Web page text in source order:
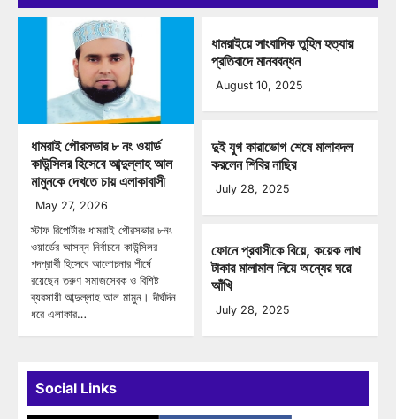
ধামরাই পৌরসভার ৮ নং ওয়ার্ড
কাউন্সিলর হিসেবে আব্দুল্লাহ আল
মামুনকে দেখতে চায় এলাকাবাসী
May 27, 2026
স্টাফ রিপোর্টারঃ ধামরাই পৌরসভার ৮নং
ওয়ার্ডের আসন্ন নির্বাচনে কাউন্সিলর
পদপ্রার্থী হিসেবে আলোচনার শীর্ষে
রয়েছেন তরুণ সমাজসেবক ও বিশিষ্ট
ব্যবসায়ী আব্দুল্লাহ আল মামুন। দীর্ঘদিন
ধরে এলাকার…
ধামরাইয়ে সাংবাদিক তুহিন হত্যার
প্রতিবাদে মানববন্ধন
August 10, 2025
দুই যুগ কারাভোগ শেষে মালাবদল
করলেন শিবির নাছির
July 28, 2025
ফোনে প্রবাসীকে বিয়ে, কয়েক লাখ
টাকার মালামাল নিয়ে অন্যের ঘরে
আঁখি
July 28, 2025
Social Links